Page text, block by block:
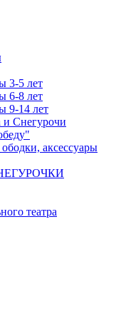
3-5 лет
6-8 лет
9-14 лет
Снегурочи
аксессуары
театра